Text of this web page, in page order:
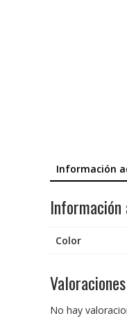
Información
Información
Color
Valoraciones
No hay